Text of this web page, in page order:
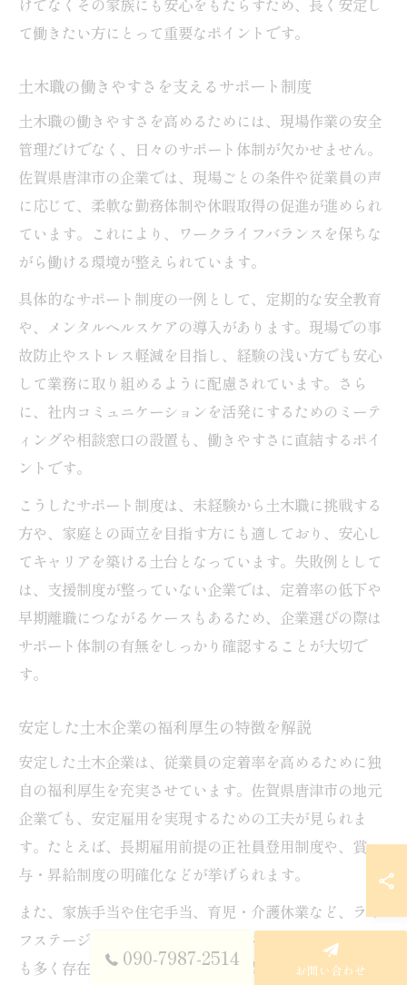
て働きたい方にとって重要なポイントです。
土木職の働きやすさを支えるサポート制度
土木職の働きやすさを高めるためには、現場作業の安全
管理だけでなく、日々のサポート体制が欠かせません。
佐賀県唐津市の企業では、現場ごとの条件や従業員の声
に応じて、柔軟な勤務体制や休暇取得の促進が進められ
ています。これにより、ワークライフバランスを保ちな
がら働ける環境が整えられています。
具体的なサポート制度の一例として、定期的な安全教育
や、メンタルヘルスケアの導入があります。現場での事
故防止やストレス軽減を目指し、経験の浅い方でも安心
して業務に取り組めるように配慮されています。さら
に、社内コミュニケーションを活発にするためのミーテ
ィングや相談窓口の設置も、働きやすさに直結するポイ
ントです。
こうしたサポート制度は、未経験から土木職に挑戦する
方や、家庭との両立を目指す方にも適しており、安心し
てキャリアを築ける土台となっています。失敗例として
は、支援制度が整っていない企業では、定着率の低下や
早期離職につながるケースもあるため、企業選びの際は
サポート体制の有無をしっかり確認することが大切で
す。
安定した土木企業の福利厚生の特徴を解説
安定した土木企業は、従業員の定着率を高めるために独
自の福利厚生を充実させています。佐賀県唐津市の地元
企業でも、安定雇用を実現するための工夫が見られま
す。たとえば、長期雇用前提の正社員登用制度や、賞
与・昇給制度の明確化などが挙げられます。
また、家族手当や住宅手当、育児・介護休業など、ライ
フステージの変化に対応できる制度を導入している企業
も多く存在します。これにより、結婚や出産、介護など
090-7987-2514 お問い合わせ